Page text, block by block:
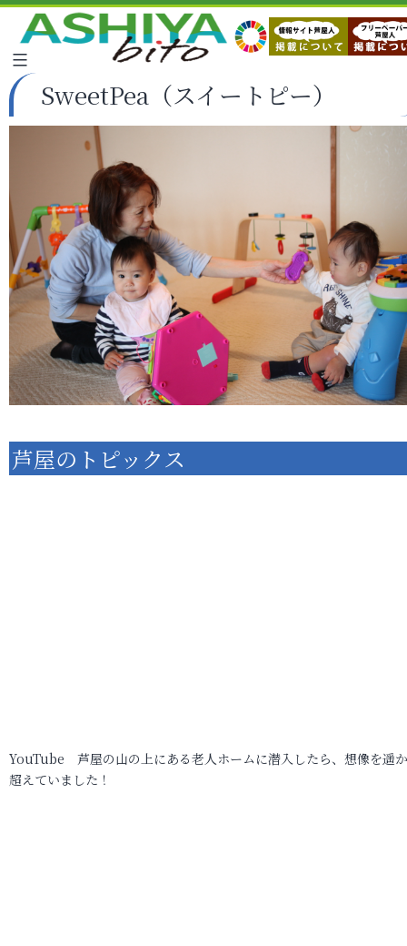
SweetPea（スイートピー）
芦屋のトピックス
YouTube 芦屋の山の上にある老人ホームに潜入したら、想像を遥
超えていました！